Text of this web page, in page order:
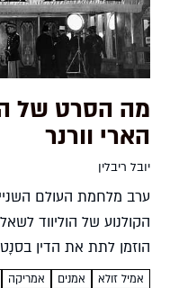
מה הסרט של
הארי וורנר
יובל ריבלין
ערב מלחמת העולם
הקולנוע של הוליווד
הוזמן לתת את הדין
הזהות האמריקאית? יובל
אמיל זולא אמנים אמריקה